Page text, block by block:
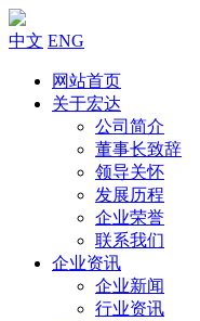
中文 ENG
网站首页
关于宏达
公司简介
董事长致辞
领导关怀
发展历程
企业荣誉
联系我们
企业资讯
企业新闻
行业资讯